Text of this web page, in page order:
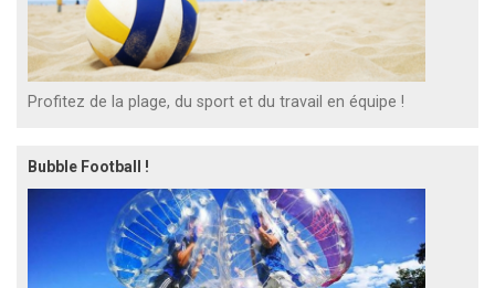
Profitez de la plage, du sport et du travail en équipe !
Bubble Football !